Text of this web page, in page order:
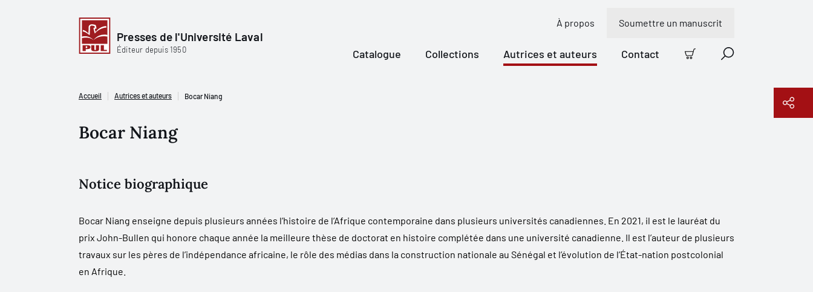
Presses de l'Université Laval
Éditeur depuis 1950
À propos Soumettre un manuscrit
Catalogue Collections Autrices et auteurs Contact
Panier Recherche
Accueil Autrices et auteurs Bocar Niang
Bocar Niang
Notice biographique
Bocar Niang enseigne depuis plusieurs années l’histoire de l’Afrique contemporaine dans plusieurs universités canadiennes. En 2021, il est le lauréat du
prix John-Bullen qui honore chaque année la meilleure thèse de doctorat en histoire complétée dans une université canadienne. Il est l’auteur de plusieurs
travaux sur les pères de l’indépendance africaine, le rôle des médias dans la construction nationale au Sénégal et l’évolution de l’État-nation postcolonial
en Afrique.